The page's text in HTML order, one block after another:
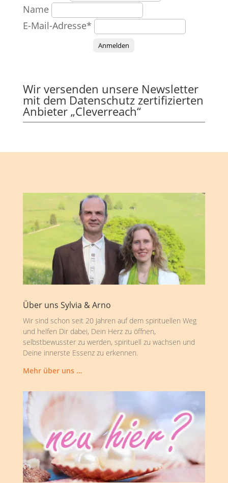
Name
E-Mail-Adresse*
Anmelden
Wir versenden unsere Newsletter
mit dem Datenschutz zertifizierten
Anbieter „Cleverreach“
Über uns Sylvia & Arno
Wir sind schon seit 20 Jahren auf dem spirituellen Weg
und helfen Dir dabei, Dein Herz zu öffnen,
selbstbewusster zu werden, spirituell zu wachsen und
Deine innerste Essenz zu erkennen.
Mehr über uns …